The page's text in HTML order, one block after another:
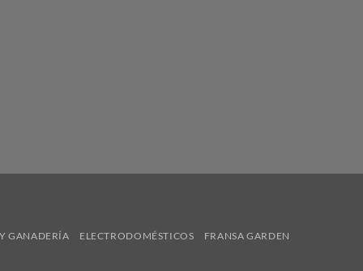
GANADERÍA ELECTRODOMÉSTICOS
FRANSA GARDEN